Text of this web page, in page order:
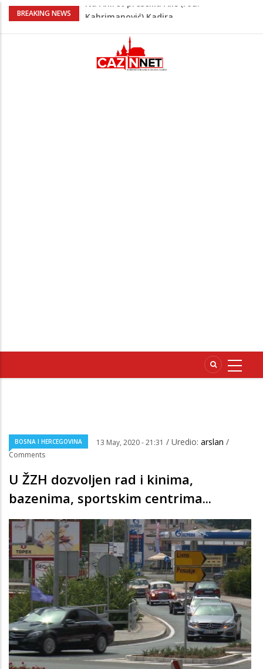
BREAKING NEWS
Heroji se ne zaboravljaju –
Video/ Severina prekinula koncert i
poslala poruku o Srebrenici: Kad svi
BOSNA I HERCEGOVINA 13 May, 2020 - 21:31 / Uredio: arslan /
Comments
U ŽZH dozvoljen rad i kinima,
bazenima, sportskim centrima...